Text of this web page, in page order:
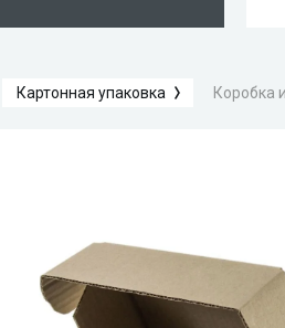
Картонная упаковка Коробка